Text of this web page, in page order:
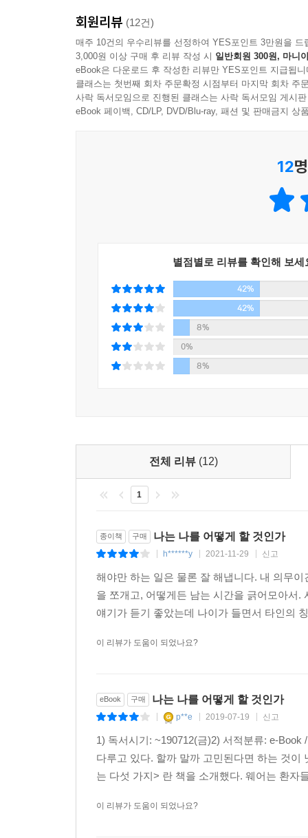
--- 본문 중에서
공정한 것은 아니다. 차별 없는 세상은 경쟁에 무
한다. “그렇지 않으면 차별 없는 세상은 ‘무간지
된다. 이것은 시장의 실패이고, 시장의 실패는 사
이 책은 이런 차별이 무의미해지는, 시장이 지배
다소 논쟁적으로 이야기한다. 어차피 우리가 사
곳을 향해 가야 할 것인가.
선택을 강요당한 끝에 얻은 삶의 지혜다. 김동
뚜벅뚜벅 걸어 들어가는 것뿐이라고 단언한다.
그들도 두렵지 않은 것은 아니었다
지고지순한 사랑이라는 환상 너머에는 사랑의
것은 피할 수 없는 세태다. 천재의 성취 뒤에 가
간의 불평등보다 더 심각한 문제는 계급 간의 불평
이런 약육강식의 사회를 돌파해야 하는 것도, 자
결혼할 수 있는 사람과 동거할 수 있는 사람은
나의 차선의 배우자에 지나지 않기 때문이다. -76쪽
탐구로 이어졌고 마침내 위대한 미학적 성취
비극적인 거래를 받아드렸다. 사람들은 로스코의
‘힐링’이라는 이름으로 대안 없는 긍정이나 위로
《나는 나를 어떻게 할 것인가》는 전문가의 눈
처방을 내린다.
성적 차별의 문제, 개성공단을 모델로 한 통일은
사회적 현안들을 짚으며 공동체의 문제까지 진단
내가 어떤 인간인지 깨닫기 위해서는 이렇게 줄
아닐 수도 있다. 혹은 의외로 아주 근사한 사람
회원리뷰 (12건)
매주 10건의 우수리뷰를 선정하여 YES포인트 3만원을 드
3,000원 이상 구매 후 리뷰 작성 시 일반회원 300원, 마니
eBook은 다운로드 후 작성한 리뷰만 YES포인트 지급됩니
클래스는 첫번째 회차 주문확정 시점부터 마지막 회차 주
사락 독서모임으로 진행된 클래스는 사락 독서모임 게시
eBook 페이백, CD/LP, DVD/Blu-ray, 패션 및 판매금지 상
12
별점별로 리뷰를 확인해 보세
42%
42%
8%
0%
8%
전체 리뷰 (12)
1
종이책 구매 나는 나를 어떻게 할 것인가
h******y 2021-11-29 신고
해야만 하는 일은 물론 잘 해냅니다. 내 의무
을 쪼개고, 어떻게든 남는 시간을 긁어모아서
얘기가 듣기 좋았는데 나이가 들면서 타인의
이 리뷰가 도움이 되었나요?
eBook 구매 나는 나를 어떻게 할 것인가
p**e 2019-07-19 신고
1) 독서시기: ~190712(금)2) 서적분류: e-
다루고 있다. 할까 말까 고민된다면 하는 것이
는 다섯 가지> 란 책을 소개했다. 웨어는 환자
이 리뷰가 도움이 되었나요?